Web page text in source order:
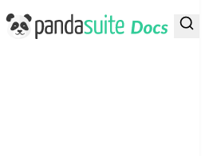
PandaSuite Docs